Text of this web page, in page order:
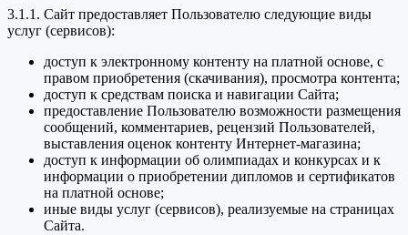
3.1.1. Сайт предоставляет Пользователю следующие виды
услуг (сервисов):
доступ к электронному контенту на платной основе, с
правом приобретения (скачивания), просмотра контента;
доступ к средствам поиска и навигации Сайта;
предоставление Пользователю возможности размещения
сообщений, комментариев, рецензий Пользователей,
выставления оценок контенту Интернет-магазина;
доступ к информации об олимпиадах и конкурсах и к
информации о приобретении дипломов и сертификатов
на платной основе;
иные виды услуг (сервисов), реализуемые на страницах
Сайта.